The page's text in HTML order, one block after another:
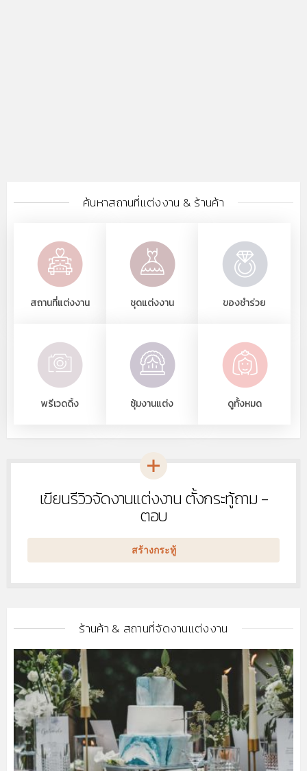
ค้นหาสถานที่แต่งงาน & ร้านค้า
สถานที่แต่งงาน ชุดแต่งงาน ของชำร่วย
พรีเวดดิ้ง ซุ้มงานแต่ง ดูทั้งหมด
หัวข้อ
ใหม่เขียนรีวิวจัดงานแต่งงาน ตั้งกระทู้ถาม -
ตอบ
สร้างกระทู้
ร้านค้า & สถานที่จัดงานแต่งงาน